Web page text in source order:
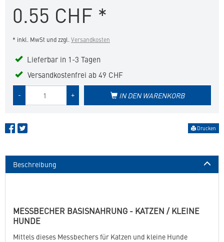
0.55 CHF *
* inkl. MwSt und zzgl. Versandkosten
Lieferbar in 1-3 Tagen
Versandkostenfrei ab 49 CHF
+
- IN DEN WARENKORB
Drucken
Beschreibung
MESSBECHER BASISNAHRUNG - KATZEN / KLEINE
HUNDE
Mittels dieses Messbechers für Katzen und kleine Hunde